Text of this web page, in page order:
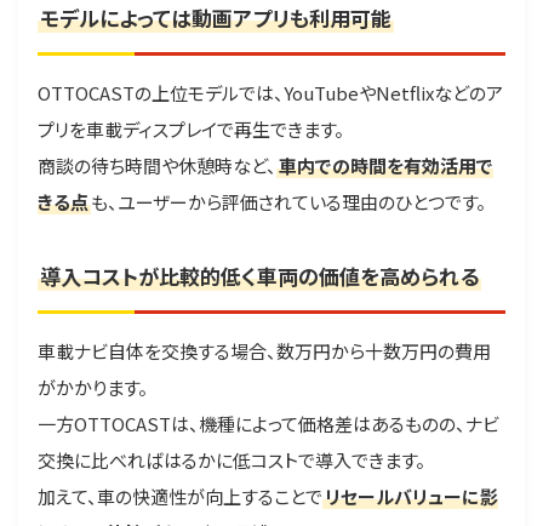
モデルによっては動画アプリも利用可能
OTTOCASTの上位モデルでは、YouTubeやNetflixなどのア
プリを車載ディスプレイで再生できます。
商談の待ち時間や休憩時など、 車内での時間を有効活用で
きる点も、ユーザーから評価されている理由のひとつです。
導入コストが比較的低く車両の価値を高められる
車載ナビ自体を交換する場合、数万円から十数万円の費用
がかかります。
一方OTTOCASTは、機種によって価格差はあるものの、ナビ
交換に比べればはるかに低コストで導入できます。
加えて、車の快適性が向上することでリセールバリューに影